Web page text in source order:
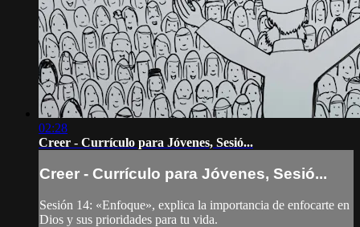
02:28
Creer - Currículo para Jóvenes, Sesió...
Creer - Currículo para Jóvenes, Sesió...
Sesión 14: «Enfoque», explica la importancia de enfocarte en
Dios y sus prioridades para tu vida.